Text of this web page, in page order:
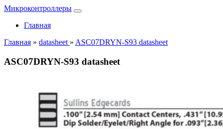
Микроконтроллеры
Главная
Главная » datasheet » ASC07DRYN-S93 datasheet
ASC07DRYN-S93 datasheet